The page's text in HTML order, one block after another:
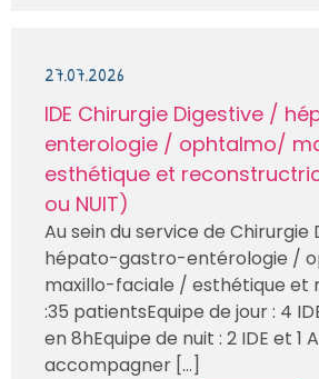
27.07.2026
IDE Chirurgie Digestive /
enterologie / ophtalmo/
esthétique et
ou NUIT)
Au sein du service de Chirurgie
hépato-gastro-entérologie /
maxillo-faciale / esthétique et
:35 patientsEquipe de jour : 4
en 8hEquipe de nuit : 2 IDE et 1
accompagner [...]